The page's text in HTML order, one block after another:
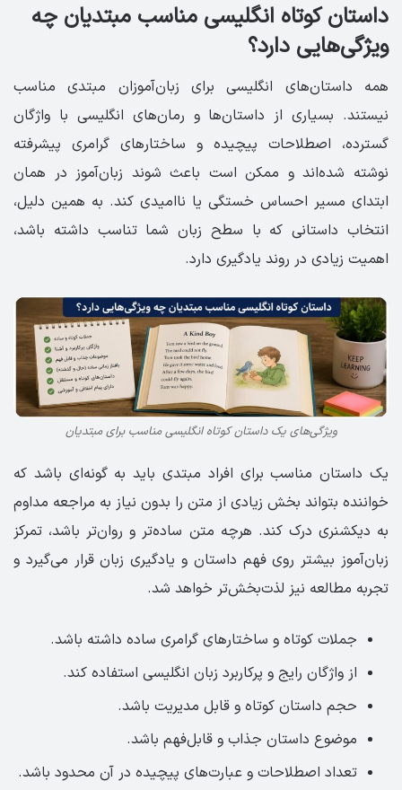
داستان کوتاه انگلیسی مناسب مبتدیان چه
ویژگی‌هایی دارد؟
همه داستان‌های انگلیسی برای زبان‌آموزان مبتدی مناسب
نیستند. بسیاری از داستان‌ها و رمان‌های انگلیسی با واژگان
گسترده، اصطلاحات پیچیده و ساختارهای گرامری پیشرفته
نوشته شده‌اند و ممکن است باعث شوند زبان‌آموز در همان
ابتدای مسیر احساس خستگی یا ناامیدی کند. به همین دلیل،
انتخاب داستانی که با سطح زبان شما تناسب داشته باشد،
اهمیت زیادی در روند یادگیری دارد.
ویژگی‌های یک داستان کوتاه انگلیسی مناسب برای مبتدیان
یک داستان مناسب برای افراد مبتدی باید به گونه‌ای باشد که
خواننده بتواند بخش زیادی از متن را بدون نیاز به مراجعه مداوم
به دیکشنری درک کند. هرچه متن ساده‌تر و روان‌تر باشد، تمرکز
زبان‌آموز بیشتر روی فهم داستان و یادگیری زبان قرار می‌گیرد و
تجربه مطالعه نیز لذت‌بخش‌تر خواهد شد.
جملات کوتاه و ساختارهای گرامری ساده داشته باشد.
از واژگان رایج و پرکاربرد زبان انگلیسی استفاده کند.
حجم داستان کوتاه و قابل مدیریت باشد.
موضوع داستان جذاب و قابل‌فهم باشد.
تعداد اصطلاحات و عبارت‌های پیچیده در آن محدود باشد.